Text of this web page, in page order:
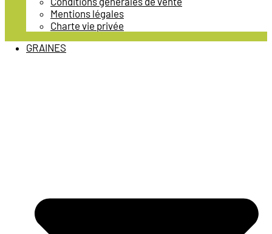
Mentions légales
Charte vie privée
GRAINES